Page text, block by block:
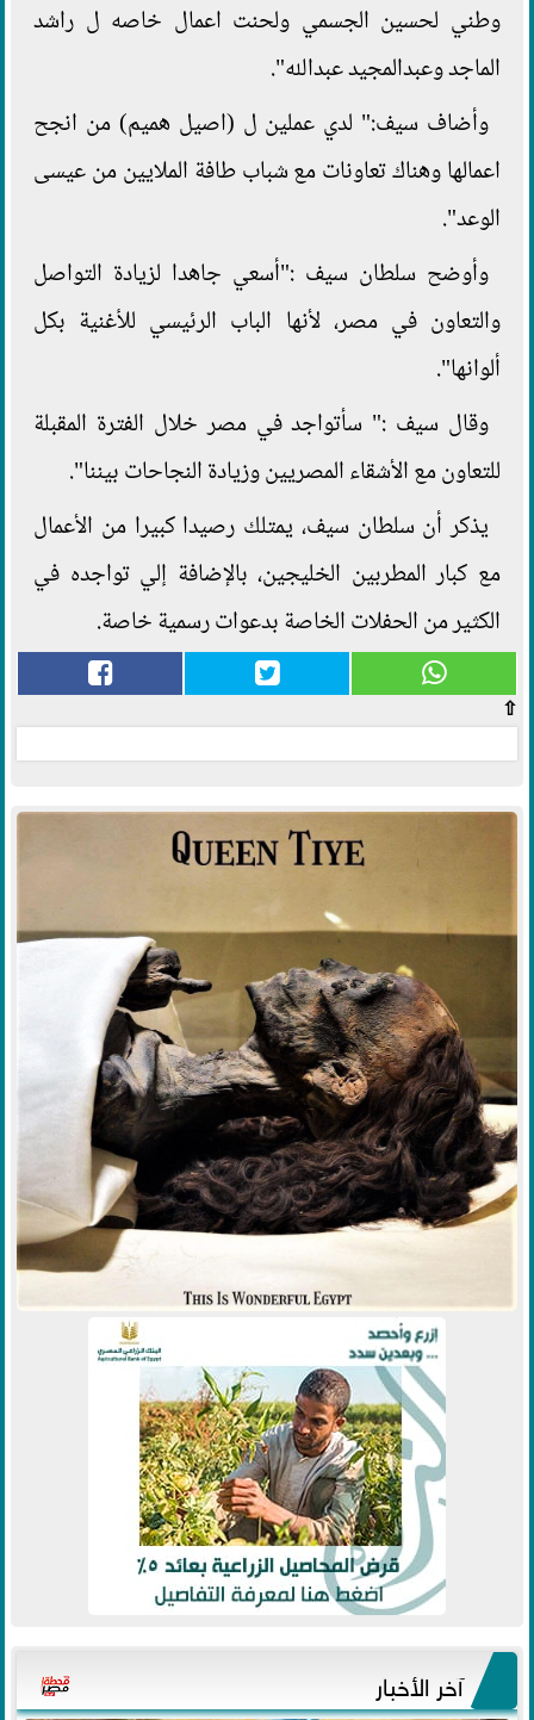
وطني لحسين الجسمي ولحنت اعمال خاصه ل راشد
الماجد وعبدالمجيد عبدالله".
وأضاف سيف:" لدي عملين ل (اصيل هميم) من انجح
اعمالها وهناك تعاونات مع شباب طافة الملايين من عيسى
الوعد".
وأوضح سلطان سيف :"أسعي جاهدا لزيادة التواصل
والتعاون في مصر، لأنها الباب الرئيسي للأغنية بكل
ألوانها".
وقال سيف :" سأتواجد في مصر خلال الفترة المقبلة
للتعاون مع الأشقاء المصريين وزيادة النجاحات بيننا".
يذكر أن سلطان سيف، يمتلك رصيدا كبيرا من الأعمال
مع كبار المطربين الخليجين، بالإضافة إلي تواجده في
الكثير من الحفلات الخاصة بدعوات رسمية خاصة.
⇧
آخر الأخبار